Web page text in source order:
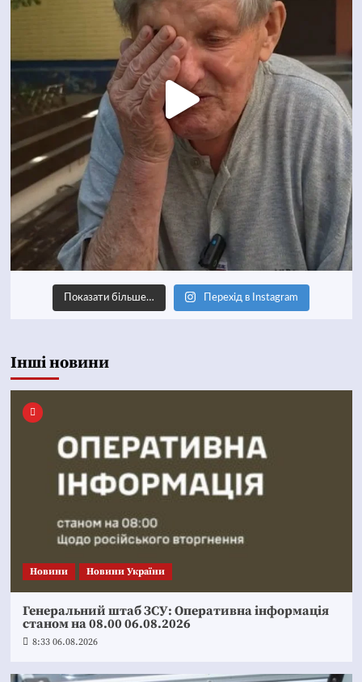
Показати більше… Перехід в Instagram
Інші новини
Новини Новини України
Генеральний штаб ЗСУ: Оперативна інформація
станом на 08.00 06.08.2026
8:33 06.08.2026